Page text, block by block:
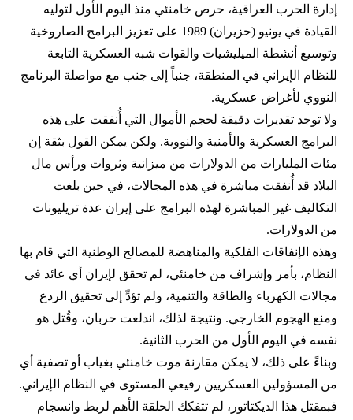
إدارة الحرب العراقية، حرص خامنئي منذ اليوم الأول لتوليه
القيادة في يونيو (حزيران) 1989 على تعزيز البرامج الصاروخية
وتوسيع أنشطة الميليشيات والقوات شبه العسكرية التابعة
للنظام الإيراني في المنطقة، جنباً إلى جنب مع مواصلة البرنامج
النووي لأغراض عسكرية.
ولا توجد تقديرات دقيقة لحجم الأموال التي أُنفقت على هذه
البرامج العسكرية والأمنية والنووية. ولكن يمكن القول بثقة إن
مئات المليارات من الدولارات من ميزانية وثروات ورأس مال
البلاد قد أُنفقت مباشرة في هذه المجالات، في حين بلغت
التكاليف غير المباشرة لهذه البرامج على إيران عدة تريليونات
من الدولارات.
وهذه الإنفاقات الفلكية والمناهضة للمصالح الوطنية التي قام بها
النظام، بأمر وإشراف من خامنئي، لم تحقق لإيران أي عائد في
مجالات الكهرباء والطاقة والتنمية، ولم تؤدِّ إلى تحقيق الردع
ومنع الهجوم الخارجي. ونتيجة لذلك، اندلعت حربان، وقُتل هو
نفسه في اليوم الأول من الحرب الثانية.
وبناءً على ذلك، لا يمكن مقارنة موت خامنئي بغياب أو تصفية أي
من المسؤولين العسكريين رفيعي المستوى في النظام الإيراني.
فبمقتل هذا الديكتاتور، لم تتفكك الحلقة الأهم لربط وانسجام